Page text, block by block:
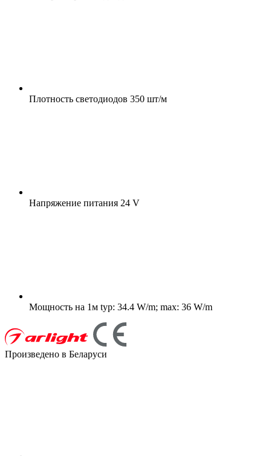
Плотность светодиодов 350 шт/м
Напряжение питания 24 V
Мощность на 1м typ: 34.4 W/m; max: 36 W/m
Произведено в Беларуси